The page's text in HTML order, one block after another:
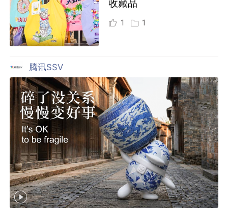
收藏品
1 1
腾讯SSV